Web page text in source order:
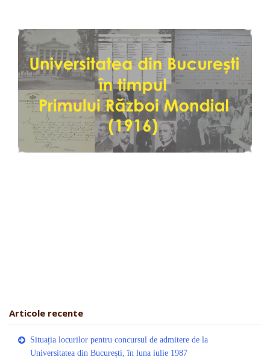
Articole recente
Situația locurilor pentru concursul de admitere de la
Universitatea din București, în luna iulie 1987